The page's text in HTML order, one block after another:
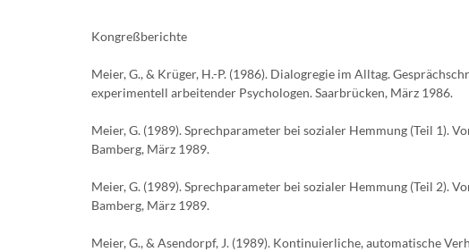
Kongreßberichte
Meier, G., & Krüger, H.-P. (1986). Dialogregie im Alltag.
experimentell arbeitender Psychologen. Saarbrücken, März 1986.
Meier, G. (1989). Sprechparameter bei sozialer Hemmung (Teil 1).
Bamberg, März 1989.
Meier, G. (1989). Sprechparameter bei sozialer Hemmung (Teil 2).
Bamberg, März 1989.
Meier, G., & Asendorpf, J. (1989). Kontinuierliche, automatische